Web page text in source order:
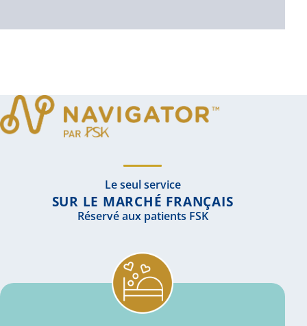
Le seul service
SUR LE MARCHÉ FRANÇAIS
Réservé aux patients FSK